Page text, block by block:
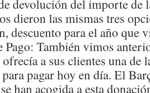
devolución del importe de
dieron las mismas tres
descuento para el año que
Pago: También vimos
a sus clientes una de
pagar hoy en día. El
han acogida a esta